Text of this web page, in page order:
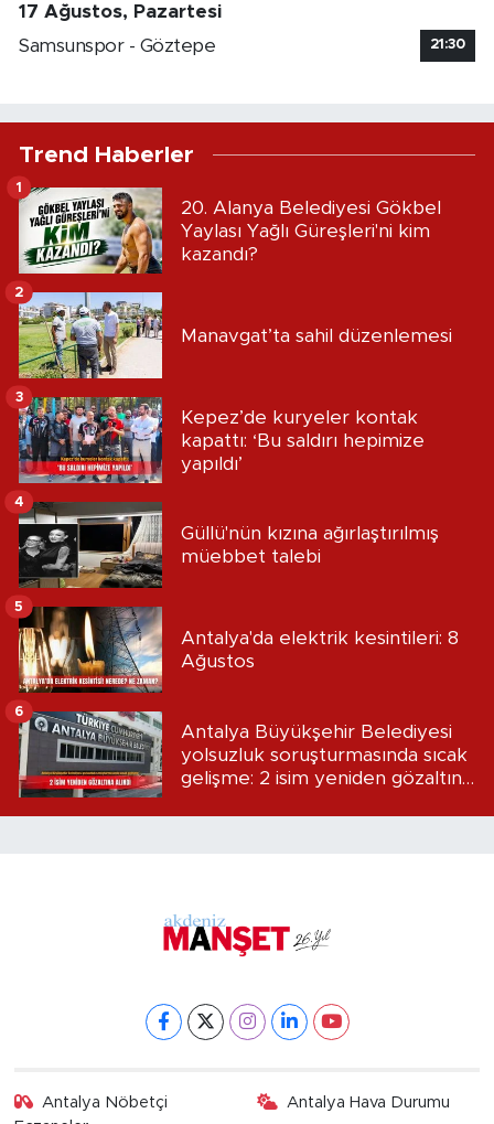
17 Ağustos, Pazartesi
Samsunspor - Göztepe
21:30
Trend Haberler
20. Alanya Belediyesi Gökbel
Yaylası Yağlı Güreşleri'ni kim
kazandı?
1
Manavgat’ta sahil düzenlemesi
2
Kepez’de kuryeler kontak
kapattı: ‘Bu saldırı hepimize
yapıldı’
3
Güllü'nün kızına ağırlaştırılmış
müebbet talebi
4
Antalya'da elektrik kesintileri: 8
Ağustos
5
Antalya Büyükşehir Belediyesi
yolsuzluk soruşturmasında sıcak
gelişme: 2 isim yeniden gözaltına
6
Antalya Nöbetçi
Antalya Hava Durumu